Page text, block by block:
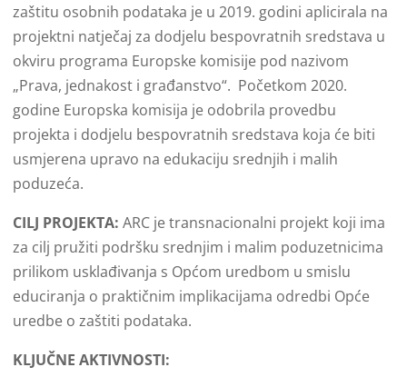
zaštitu osobnih podataka je u 2019. godini aplicirala na
projektni natječaj za dodjelu bespovratnih sredstava u
okviru programa Europske komisije pod nazivom
„Prava, jednakost i građanstvo“. Početkom 2020.
godine Europska komisija je odobrila provedbu
projekta i dodjelu bespovratnih sredstava koja će biti
usmjerena upravo na edukaciju srednjih i malih
poduzeća.
CILJ PROJEKTA: ARC je transnacionalni projekt koji ima
za cilj pružiti podršku srednjim i malim poduzetnicima
prilikom usklađivanja s Općom uredbom u smislu
educiranja o praktičnim implikacijama odredbi Opće
uredbe o zaštiti podataka.
KLJUČNE AKTIVNOSTI: